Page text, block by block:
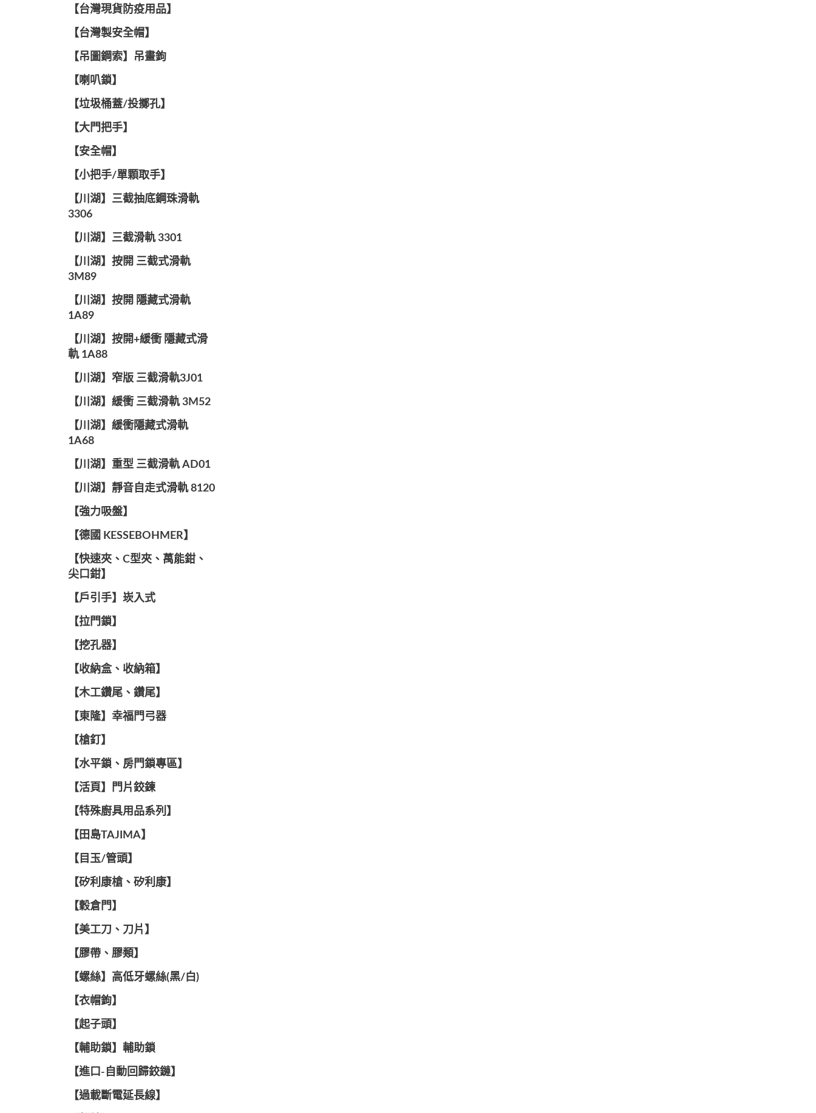
【台灣現貨防疫用品】
【台灣製安全帽】
【吊圖鋼索】吊畫鉤
【喇叭鎖】
【垃圾桶蓋/投擲孔】
【大門把手】
【安全帽】
【小把手/單顆取手】
【川湖】三截抽底鋼珠滑軌
3306
【川湖】三截滑軌 3301
【川湖】按開 三截式滑軌
3M89
【川湖】按開 隱藏式滑軌
1A89
【川湖】按開+緩衝 隱藏式滑
軌 1A88
【川湖】窄版 三截滑軌3J01
【川湖】緩衝 三截滑軌 3M52
【川湖】緩衝隱藏式滑軌
1A68
【川湖】重型 三截滑軌 AD01
【川湖】靜音自走式滑軌 8120
【強力吸盤】
【德國 KESSEBOHMER】
【快速夾、C型夾、萬能鉗、
尖口鉗】
【戶引手】崁入式
【拉門鎖】
【挖孔器】
【收納盒、收納箱】
【木工鑽尾、鑽尾】
【東隆】幸福門弓器
【槍釘】
【水平鎖、房門鎖專區】
【活頁】門片鉸鍊
【特殊廚具用品系列】
【田島TAJIMA】
【目玉/管頭】
【矽利康槍、矽利康】
【穀倉門】
【美工刀、刀片】
【膠帶、膠類】
【螺絲】高低牙螺絲(黑/白)
【衣帽鉤】
【起子頭】
【輔助鎖】輔助鎖
【進口-自動回歸鉸鏈】
【過載斷電延長線】